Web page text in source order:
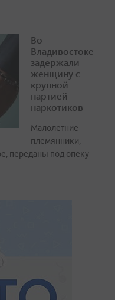
Во
Владивостоке
задержали
женщину с
крупной
партией
наркотиков
Малолетние
племянники,
переданы под опеку